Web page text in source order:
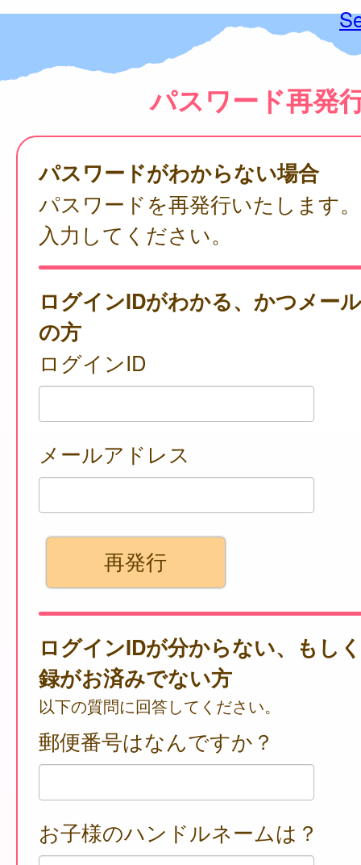
パスワード再発
パスワードがわからない場合
パスワードを再発行いたします
入力してください。
ログインIDがわかる、かつメー
の方
ログインID
メールアドレス
ログインIDが分からない、もし
録がお済みでない方
以下の質問に回答してください。
郵便番号はなんですか？
お子様のハンドルネームは？